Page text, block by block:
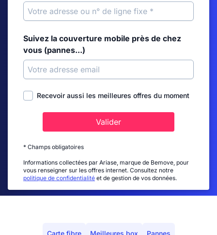
Suivez la couverture mobile près de chez
vous (pannes...)
Recevoir aussi les meilleures offres du moment
Valider
* Champs obligatoires
Informations collectées par Ariase, marque de Bemove, pour
vous renseigner sur les offres internet. Consultez notre
politique de confidentialité et de gestion de vos données.
Carte fibre Meilleures box Pannes